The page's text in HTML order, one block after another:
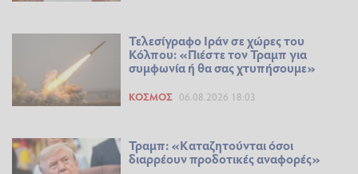
Τελεσίγραφο Ιράν σε χώρες του
Κόλπου: «Πιέστε τον Τραμπ για
συμφωνία ή θα σας χτυπήσουμε»
ΚΌΣΜΟΣ 06.08.2026 18:03
Τραμπ: «Καταζητούνται όσοι
διαρρέουν προδοτικές αναφορές»